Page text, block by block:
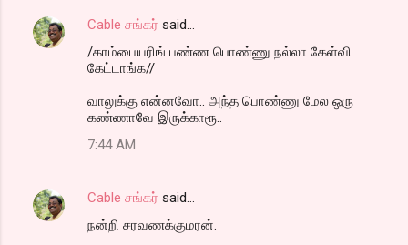
Cable சங்கர் said…
/காம்பையரிங் பண்ண பொண்ணு நல்லா கேள்வி
கேட்டாங்க//
வாலுக்கு என்னவோ.. அந்த பொண்ணு மேல ஒரு
கண்ணாவே இருக்காரூ..
7:44 AM
Cable சங்கர் said…
நன்றி சரவணக்குமரன்.